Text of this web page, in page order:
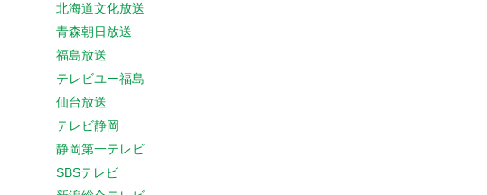
北海道文化放送
青森朝日放送
福島放送
テレビユー福島
仙台放送
テレビ静岡
静岡第一テレビ
SBSテレビ